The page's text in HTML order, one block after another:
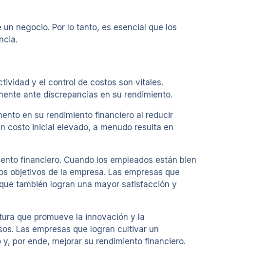
negocio. Por lo tanto, es esencial que los
y el control de costos son vitales.
ante discrepancias en su rendimiento.
en su rendimiento financiero al reducir
costo inicial elevado, a menudo resulta en
financiero. Cuando los empleados están bien
objetivos de la empresa. Las empresas que
también logran una mayor satisfacción y
que promueve la innovación y la
Las empresas que logran cultivar un
por ende, mejorar su rendimiento financiero.